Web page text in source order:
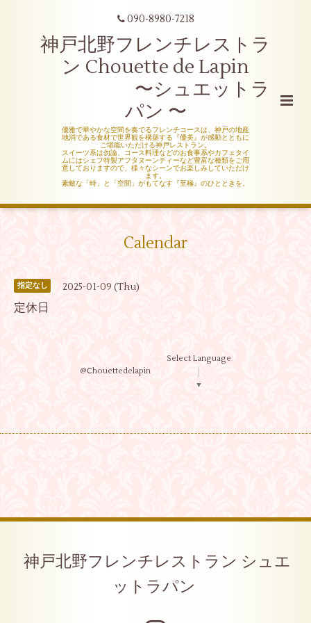
090-8980-7218
神戸北野フレンチレストラ
ン Chouette de Lapin
〜シュエットラ
パン 〜
優雅で華やかな空間を奏でるフレンチコースは、神戸の地産
地消である食材で世界観を構築する『優美』が感動とともに
ご堪能いただける神戸レストラン。
スイーツ系は勿論、コース料理などのお食事系やカフェタイ
ムにはシェフ特製アフタヌーンティーなど豊富な種類をご用
意しておりますので、様々なシーンでお楽しみしていただけ
ます。
素敵な「時」と「空間」がもてなす『至極』のひとときを。
Calendar
指定なし 2025-01-09 (Thu)
定休日
@Ⅽhouettedelapin
Select Language
▼
神戸北野フレンチレストラン シュエ
ットラパン